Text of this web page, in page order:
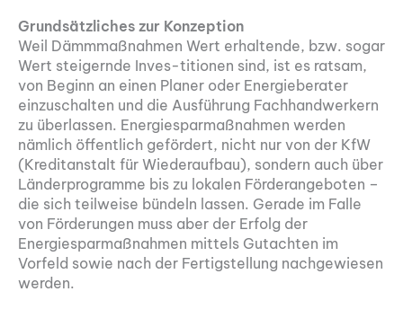
Grundsätzliches zur Konzeption
Weil Dämmmaßnahmen Wert erhaltende, bzw. sogar
Wert steigernde Inves-titionen sind, ist es ratsam,
von Beginn an einen Planer oder Energieberater
einzuschalten und die Ausführung Fachhandwerkern
zu überlassen. Energiesparmaßnahmen werden
nämlich öffentlich gefördert, nicht nur von der KfW
(Kreditanstalt für Wiederaufbau), sondern auch über
Länderprogramme bis zu lokalen Förderangeboten –
die sich teilweise bündeln lassen. Gerade im Falle
von Förderungen muss aber der Erfolg der
Energiesparmaßnahmen mittels Gutachten im
Vorfeld sowie nach der Fertigstellung nachgewiesen
werden.